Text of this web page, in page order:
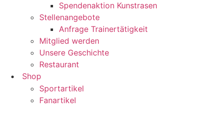
Spendenaktion Kunstrasen
Stellenangebote
Anfrage Trainertätigkeit
Mitglied werden
Unsere Geschichte
Restaurant
Shop
Sportartikel
Fanartikel